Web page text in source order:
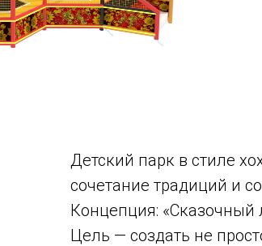
Детский парк в стиле
сочетание традиций и
Концепция: «Сказочный
Цель — создать не